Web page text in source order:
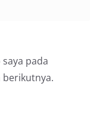
RI.
pemasangan
salah satu
pada